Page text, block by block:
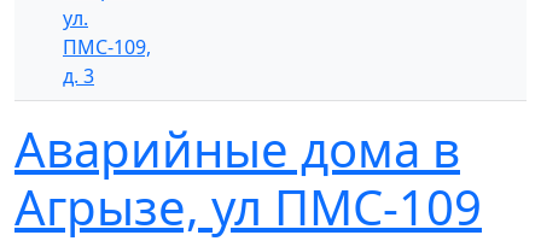
ул.
ПМС-109,
д. 3
Аварийные дома в
Агрызе, ул ПМС-109